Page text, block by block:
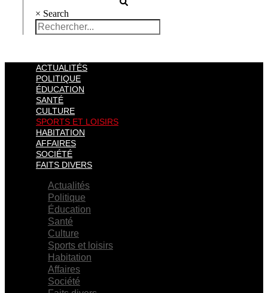
× Search
ACTUALITÉS
POLITIQUE
ÉDUCATION
SANTÉ
CULTURE
SPORTS ET LOISIRS
HABITATION
AFFAIRES
SOCIÉTÉ
FAITS DIVERS
Actualités
Politique
Éducation
Santé
Culture
Sports et loisirs
Habitation
Affaires
Société